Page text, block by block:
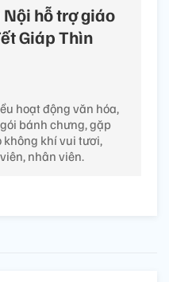
hỗ trợ giáo
Giáp Thìn
hoạt động văn hóa,
bánh chưng, gặp
không khí vui tươi,
nhân viên.